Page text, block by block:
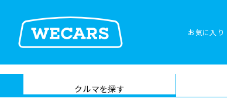
お気に入り
在庫検索
サイト内検
索
クルマを探す